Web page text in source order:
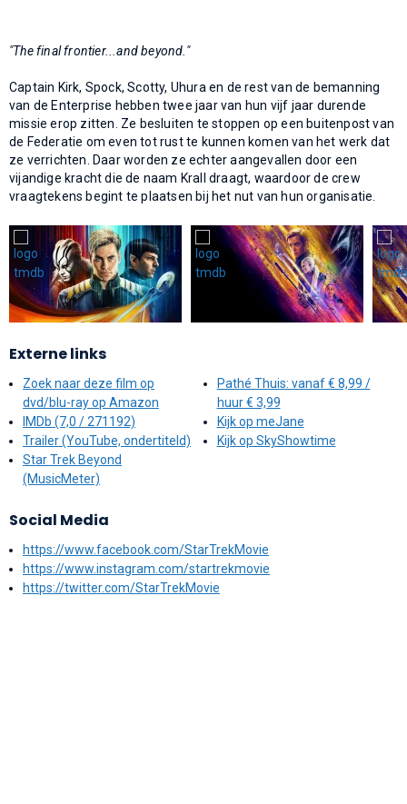
"The final frontier...and beyond."
Captain Kirk, Spock, Scotty, Uhura en de rest van de bemanning
van de Enterprise hebben twee jaar van hun vijf jaar durende
missie erop zitten. Ze besluiten te stoppen op een buitenpost van
de Federatie om even tot rust te kunnen komen van het werk dat
ze verrichten. Daar worden ze echter aangevallen door een
vijandige kracht die de naam Krall draagt, waardoor de crew
vraagtekens begint te plaatsen bij het nut van hun organisatie.
Externe links
Zoek naar deze film op
dvd/blu-ray op Amazon
IMDb (7,0 / 271192)
Trailer (YouTube, ondertiteld)
Star Trek Beyond
(MusicMeter)
Pathé Thuis: vanaf € 8,99 /
huur € 3,99
Kijk op meJane
Kijk op SkyShowtime
Social Media
https://www.facebook.com/StarTrekMovie
https://www.instagram.com/startrekmovie
https://twitter.com/StarTrekMovie